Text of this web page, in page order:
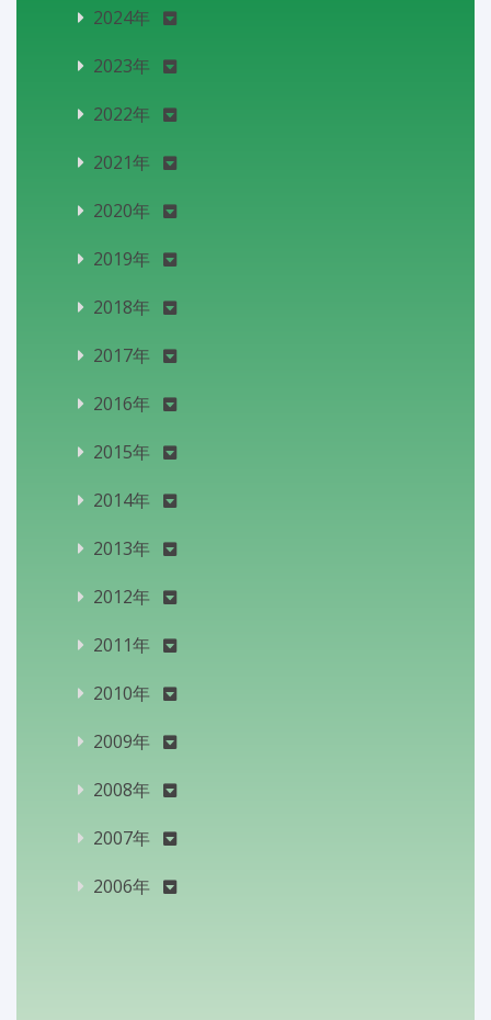
2024年
2023年
2022年
2021年
2020年
2019年
2018年
2017年
2016年
2015年
2014年
2013年
2012年
2011年
2010年
2009年
2008年
2007年
2006年